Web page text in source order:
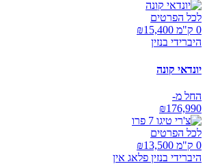
לכל הפרטים
0 ק"מ ₪
15,400
היברידי בנזין
יונדאי קונה
החל מ-
₪176,990
לכל הפרטים
0 ק"מ ₪
13,500
היברידי בנזין פלאג אין